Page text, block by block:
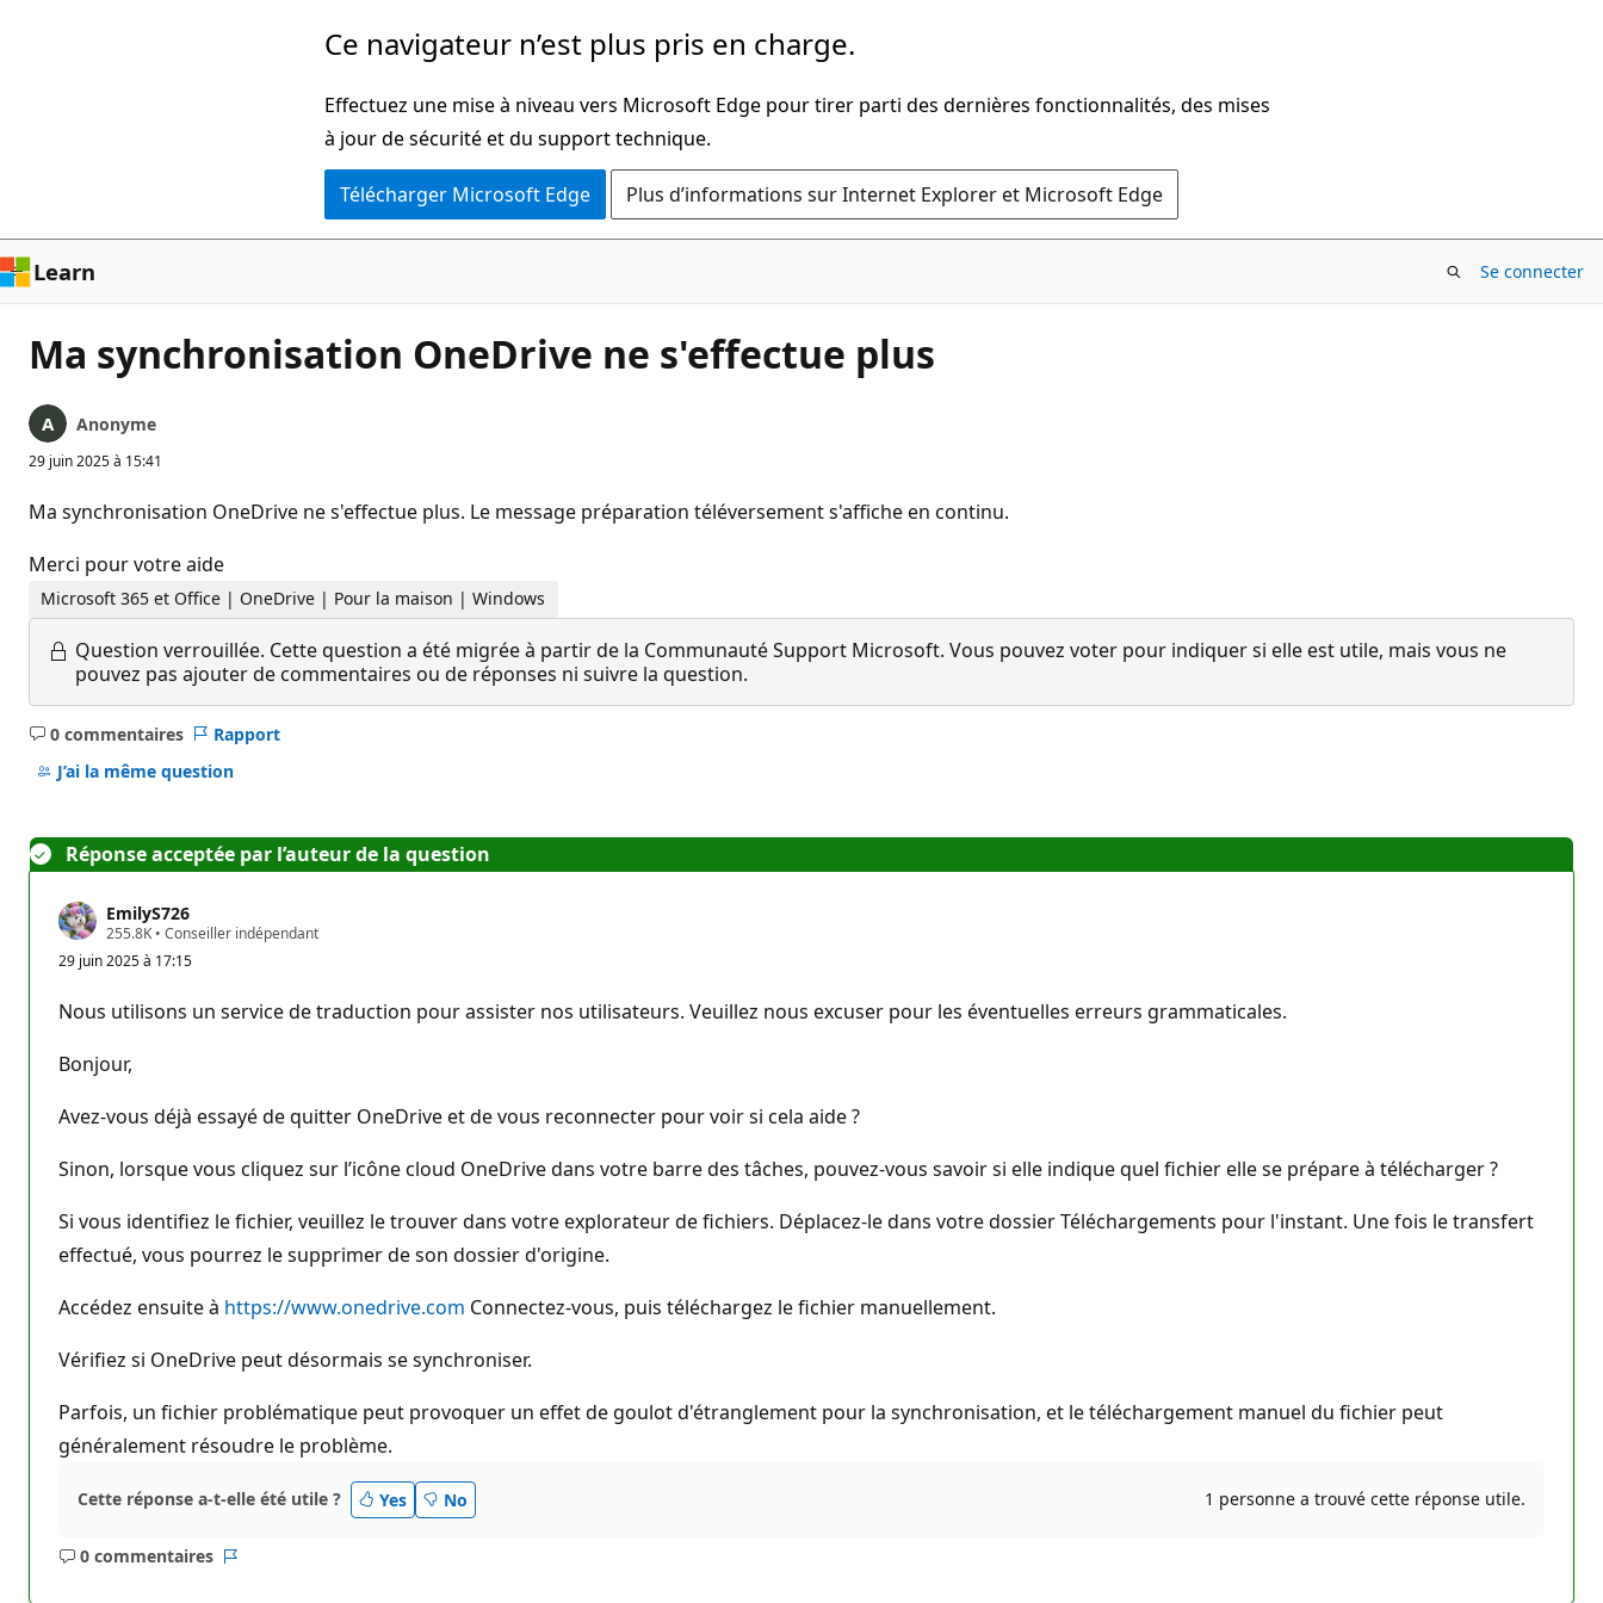
Ce navigateur n’est plus pris en charge.
Effectuez une mise à niveau vers Microsoft Edge pour tirer parti des dernières fonctionnalités, des mises
à jour de sécurité et du support technique.
Télécharger Microsoft Edge Plus d’informations sur Internet Explorer et Microsoft Edge
Learn Se connecter
Ma synchronisation OneDrive ne s'effectue plus
Anonyme
29 juin 2025 à 15:41
Ma synchronisation OneDrive ne s'effectue plus. Le message préparation téléversement s'affiche en continu.
Merci pour votre aide
Microsoft 365 et Office | OneDrive | Pour la maison | Windows
Question verrouillée. Cette question a été migrée à partir de la Communauté Support Microsoft. Vous pouvez voter pour indiquer si elle est utile, mais vous ne
pouvez pas ajouter de commentaires ou de réponses ni suivre la question.
0 commentaires
Aucun
commentaire
Rapport
J’ai la même question
Réponse acceptée par l’auteur de la question
EmilyS726
255.8K P
t
s
p
u
a
t
o
• Conseiller indépendant
29 juin 2025 à 17:15
Nous utilisons un service de traduction pour assister nos utilisateurs. Veuillez nous excuser pour les éventuelles erreurs grammaticales.
Bonjour,
Avez-vous déjà essayé de quitter OneDrive et de vous reconnecter pour voir si cela aide ?
Sinon, lorsque vous cliquez sur l’icône cloud OneDrive dans votre barre des tâches, pouvez-vous savoir si elle indique quel fichier elle se prépare à télécharger ?
Si vous identifiez le fichier, veuillez le trouver dans votre explorateur de fichiers. Déplacez-le dans votre dossier Téléchargements pour l'instant. Une fois le transfert
effectué, vous pourrez le supprimer de son dossier d'origine.
Accédez ensuite à https://www.onedrive.com Connectez-vous, puis téléchargez le fichier manuellement.
Vérifiez si OneDrive peut désormais se synchroniser.
Parfois, un fichier problématique peut provoquer un effet de goulot d'étranglement pour la synchronisation, et le téléchargement manuel du fichier peut
généralement résoudre le problème.
Cette réponse a-t-elle été utile ? Yes No 1 personne a trouvé cette réponse utile.
0 commentaires
Aucun